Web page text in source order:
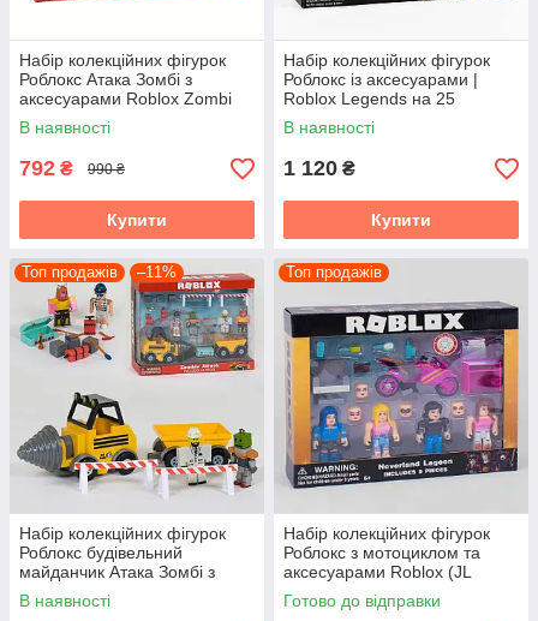
Набір колекційних фігурок
Роблокс Атака Зомбі з
аксесуарами Roblox Zombi
(JL 18521)
В наявності
792 ₴ 990 ₴
Купити
Набір колекційних фігурок
Роблокс із аксесуарами |
Roblox Legends на 25
елементів (JL 19020)
В наявності
1 120 ₴
Купити
Топ продажів –11%
Набір колекційних фігурок
Роблокс будівельний
майданчик Атака Зомбі з
аксесуарами Roblox Zombi
(JL 18837)
В наявності
Топ продажів
Набір колекційних фігурок
Роблокс з мотоциклом та
аксесуарами Roblox (JL
18836)
Готово до відправки